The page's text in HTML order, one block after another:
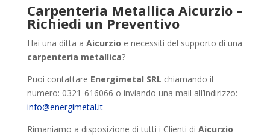
Carpenteria Metallica Aicurzio –
Richiedi un Preventivo
Hai una ditta a Aicurzio e necessiti del supporto di una
carpenteria metallica?
Puoi contattare Energimetal SRL chiamando il
numero: 0321-616066 o inviando una mail all’indirizzo:
info@energimetal.it
Rimaniamo a disposizione di tutti i Clienti di Aicurzio